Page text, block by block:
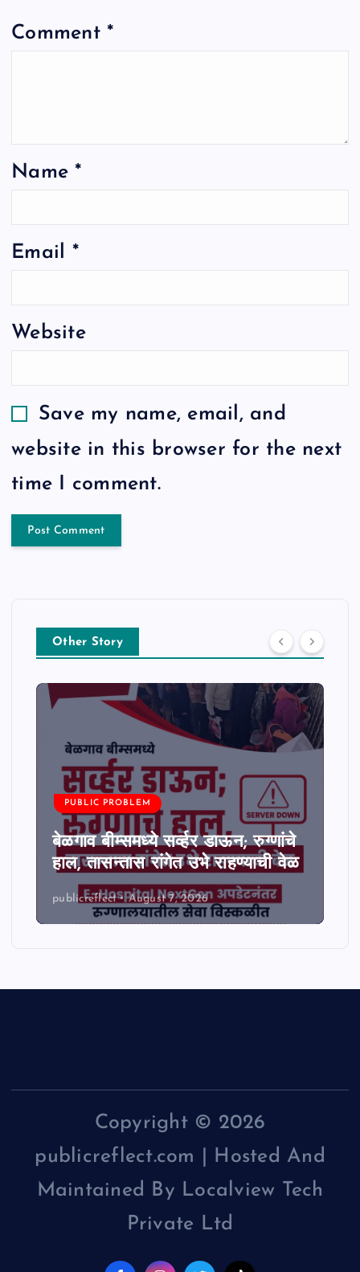
Comment*
Name*
Email *
Website
Save my name, email, and
website in this browser for the next
time I comment.
Other Story
PUBLIC PROBLEM
बेळगाव बीम्समध्ये सर्व्हर डाऊन; रुग्णांचे
हाल, तासन्तास रांगेत उभे राहण्याची वेळ
publicreflect August 7, 2026
Copyright © 2026
publicreflect.com | Hosted And
Maintained By Localview Tech
Private Ltd